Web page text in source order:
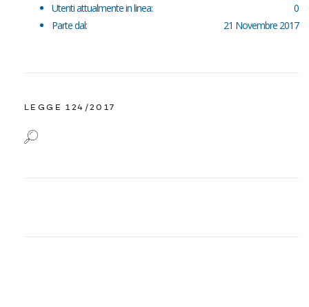
0
Utenti attualmente in linea:
21 Novembre 2017
Parte dal:
LEGGE 124/2017